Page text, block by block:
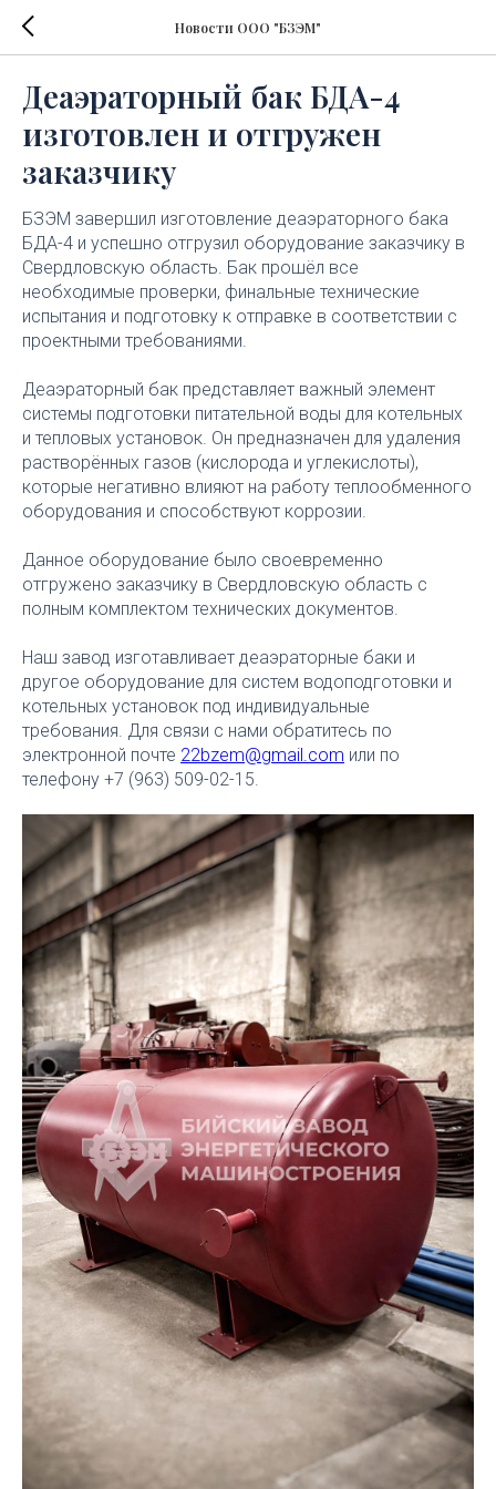
Новости ООО "БЗЭМ"
Деаэраторный бак БДА-4
изготовлен и отгружен
заказчику
БЗЭМ завершил изготовление деаэраторного бака
БДА-4 и успешно отгрузил оборудование заказчику в
Свердловскую область. Бак прошёл все
необходимые проверки, финальные технические
испытания и подготовку к отправке в соответствии с
проектными требованиями.
Деаэраторный бак представляет важный элемент
системы подготовки питательной воды для котельных
и тепловых установок. Он предназначен для удаления
растворённых газов (кислорода и углекислоты),
которые негативно влияют на работу теплообменного
оборудования и способствуют коррозии.
Данное оборудование было своевременно
отгружено заказчику в Свердловскую область с
полным комплектом технических документов.
Наш завод изготавливает деаэраторные баки и
другое оборудование для систем водоподготовки и
котельных установок под индивидуальные
требования. Для связи с нами обратитесь по
электронной почте 22bzem@gmail.com или по
телефону +7 (963) 509-02-15.